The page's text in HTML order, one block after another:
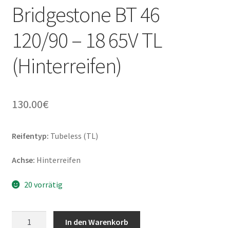
Bridgestone BT 46
120/90 – 18 65V TL
(Hinterreifen)
130.00€
Reifentyp: Tubeless (TL)
Achse: Hinterreifen
20 vorrätig
In den Warenkorb